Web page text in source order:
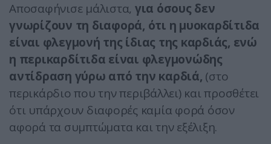
Αποσαφήνισε μάλιστα, για όσους δεν
γνωρίζουν τη διαφορά, ότι η μυοκαρδίτιδα
είναι φλεγμονή της ίδιας της καρδιάς, ενώ
η περικαρδίτιδα είναι φλεγμονώδης
αντίδραση γύρω από την καρδιά, (στο
περικάρδιο που την περιβάλλει) και προσθέτει
ότι υπάρχουν διαφορές καμία φορά όσον
αφορά τα συμπτώματα και την εξέλιξη.